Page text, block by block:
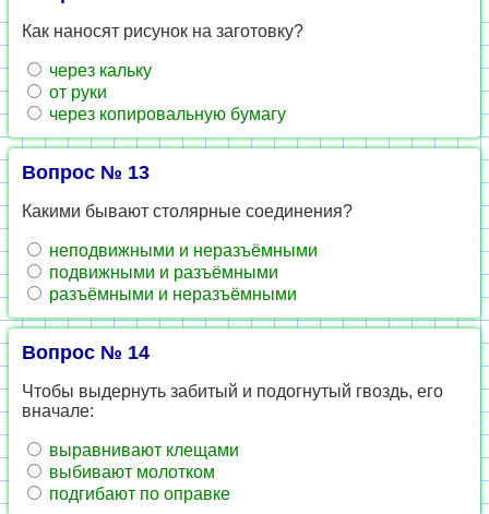
Как наносят рисунок на заготовку?
через кальку
от руки
через копировальную бумагу
Вопрос № 13
Какими бывают столярные соединения?
неподвижными и неразъёмными
подвижными и разъёмными
разъёмными и неразъёмными
Вопрос № 14
Чтобы выдернуть забитый и подогнутый гвоздь, его
вначале:
выравнивают клещами
выбивают молотком
подгибают по оправке